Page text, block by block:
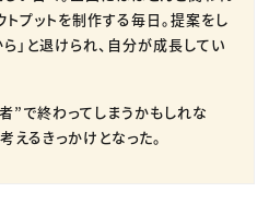
プットを制作する毎日。提案をし
」と退けられ、自分が成長してい
”で終わってしまうかもしれな
えるきっかけとなった。